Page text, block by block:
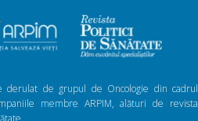
derulat de grupul de Oncologie din cadrul
membre ARPIM, alături de revista